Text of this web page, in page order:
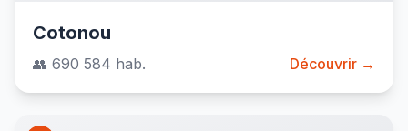
Cotonou
👥 690 584 hab. Découvrir →